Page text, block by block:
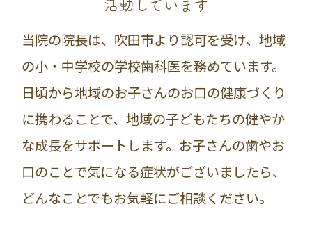
活動しています
当院の院長は、吹田市より認可を受け、地域
の小・中学校の学校歯科医を務めています。
日頃から地域のお子さんのお口の健康づくり
に携わることで、地域の子どもたちの健やか
な成長をサポートします。お子さんの歯やお
口のことで気になる症状がございましたら、
どんなことでもお気軽にご相談ください。